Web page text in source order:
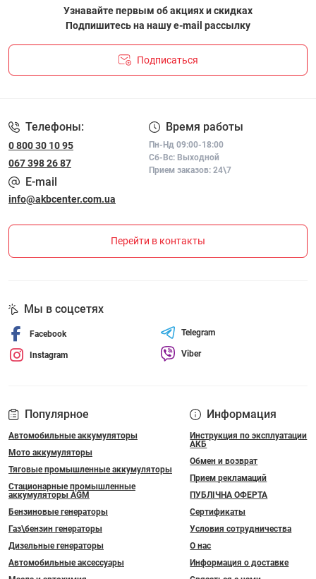
Узнавайте первым об акциях и скидках
Подпишитесь на нашу e-mail рассылку
Подписаться
Телефоны:
0 800 30 10 95
067 398 26 87
Время работы
Пн-Нд 09:00-18:00
Сб-Вс: Выходной
Прием заказов: 24\7
E-mail
info@akbcenter.com.ua
Перейти в контакты
Популярное
Автомобильные аккумуляторы
Мото аккумуляторы
Тяговые промышленные аккумуляторы
Стационарные промышленные
аккумуляторы AGM
Бензиновые генераторы
Газ\бензин генераторы
Дизельные генераторы
Автомобильные аксессуары
Информация
Инструкция по эксплуатации
АКБ
Обмен и возврат
Прием рекламаций
ПУБЛІЧНА ОФЕРТА
Сертификаты
Условия сотрудничества
О нас
Информация о доставке
Мы в соцсетях
Facebook
Instagram
Telegram
Viber